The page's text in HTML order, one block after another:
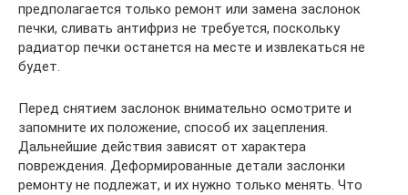
предполагается только ремонт или замена заслонок
печки, сливать антифриз не требуется, поскольку
радиатор печки останется на месте и извлекаться не
будет.
Перед снятием заслонок внимательно осмотрите и
запомните их положение, способ их зацепления.
Дальнейшие действия зависят от характера
повреждения. Деформированные детали заслонки
ремонту не подлежат, и их нужно только менять. Что